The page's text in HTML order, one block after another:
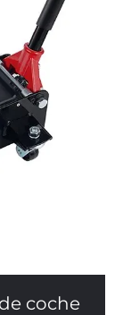
coche